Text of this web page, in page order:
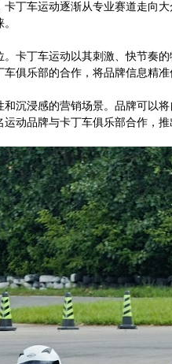
丁车运动逐渐从专业赛道走
卡丁车运动以其刺激、快节
俱乐部的合作，将品牌信息精
沉浸感的营销场景。品牌可以
动品牌与卡丁车俱乐部合作，